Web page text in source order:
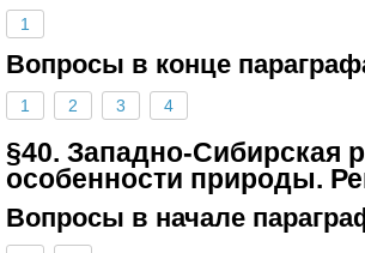
1
Вопросы в конце
1 2 3 4
§40. Западно-Сибирская
особенности природы.
Вопросы в начале